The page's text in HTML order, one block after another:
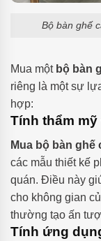
Bộ bàn ghế
Mua một bộ bàn
riêng là một sự
hợp:
Tính thẩm
Mua bộ bàn ghế
các mẫu thiết kế
quán. Điều này
cho không gian
thường tạo ấn
Tính ứng